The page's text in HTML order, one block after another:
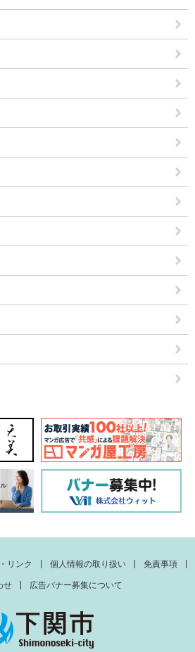
リンク 個人情報の取り扱い 免責事項
せ 広告バナー募集について